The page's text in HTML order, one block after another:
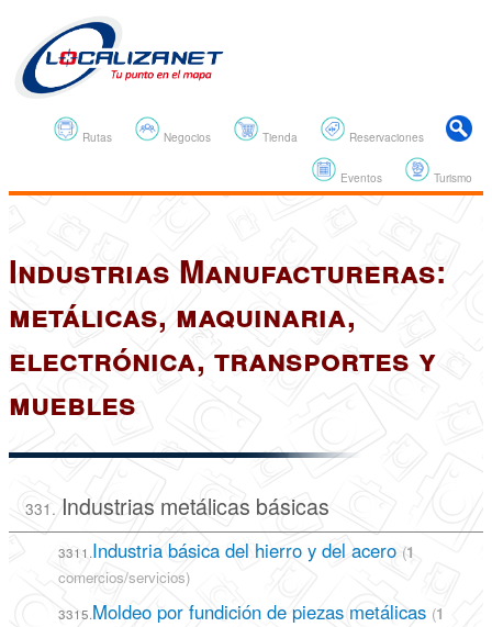
Reservaciones
Tienda
Negocios
Rutas
Turismo
Eventos
Industrias Manufactureras:
metálicas, maquinaria,
electrónica, transportes y
muebles
331. Industrias metálicas básicas
3311.Industria básica del hierro y del acero (1
comercios/servicios)
3315.Moldeo por fundición de piezas metálicas (1